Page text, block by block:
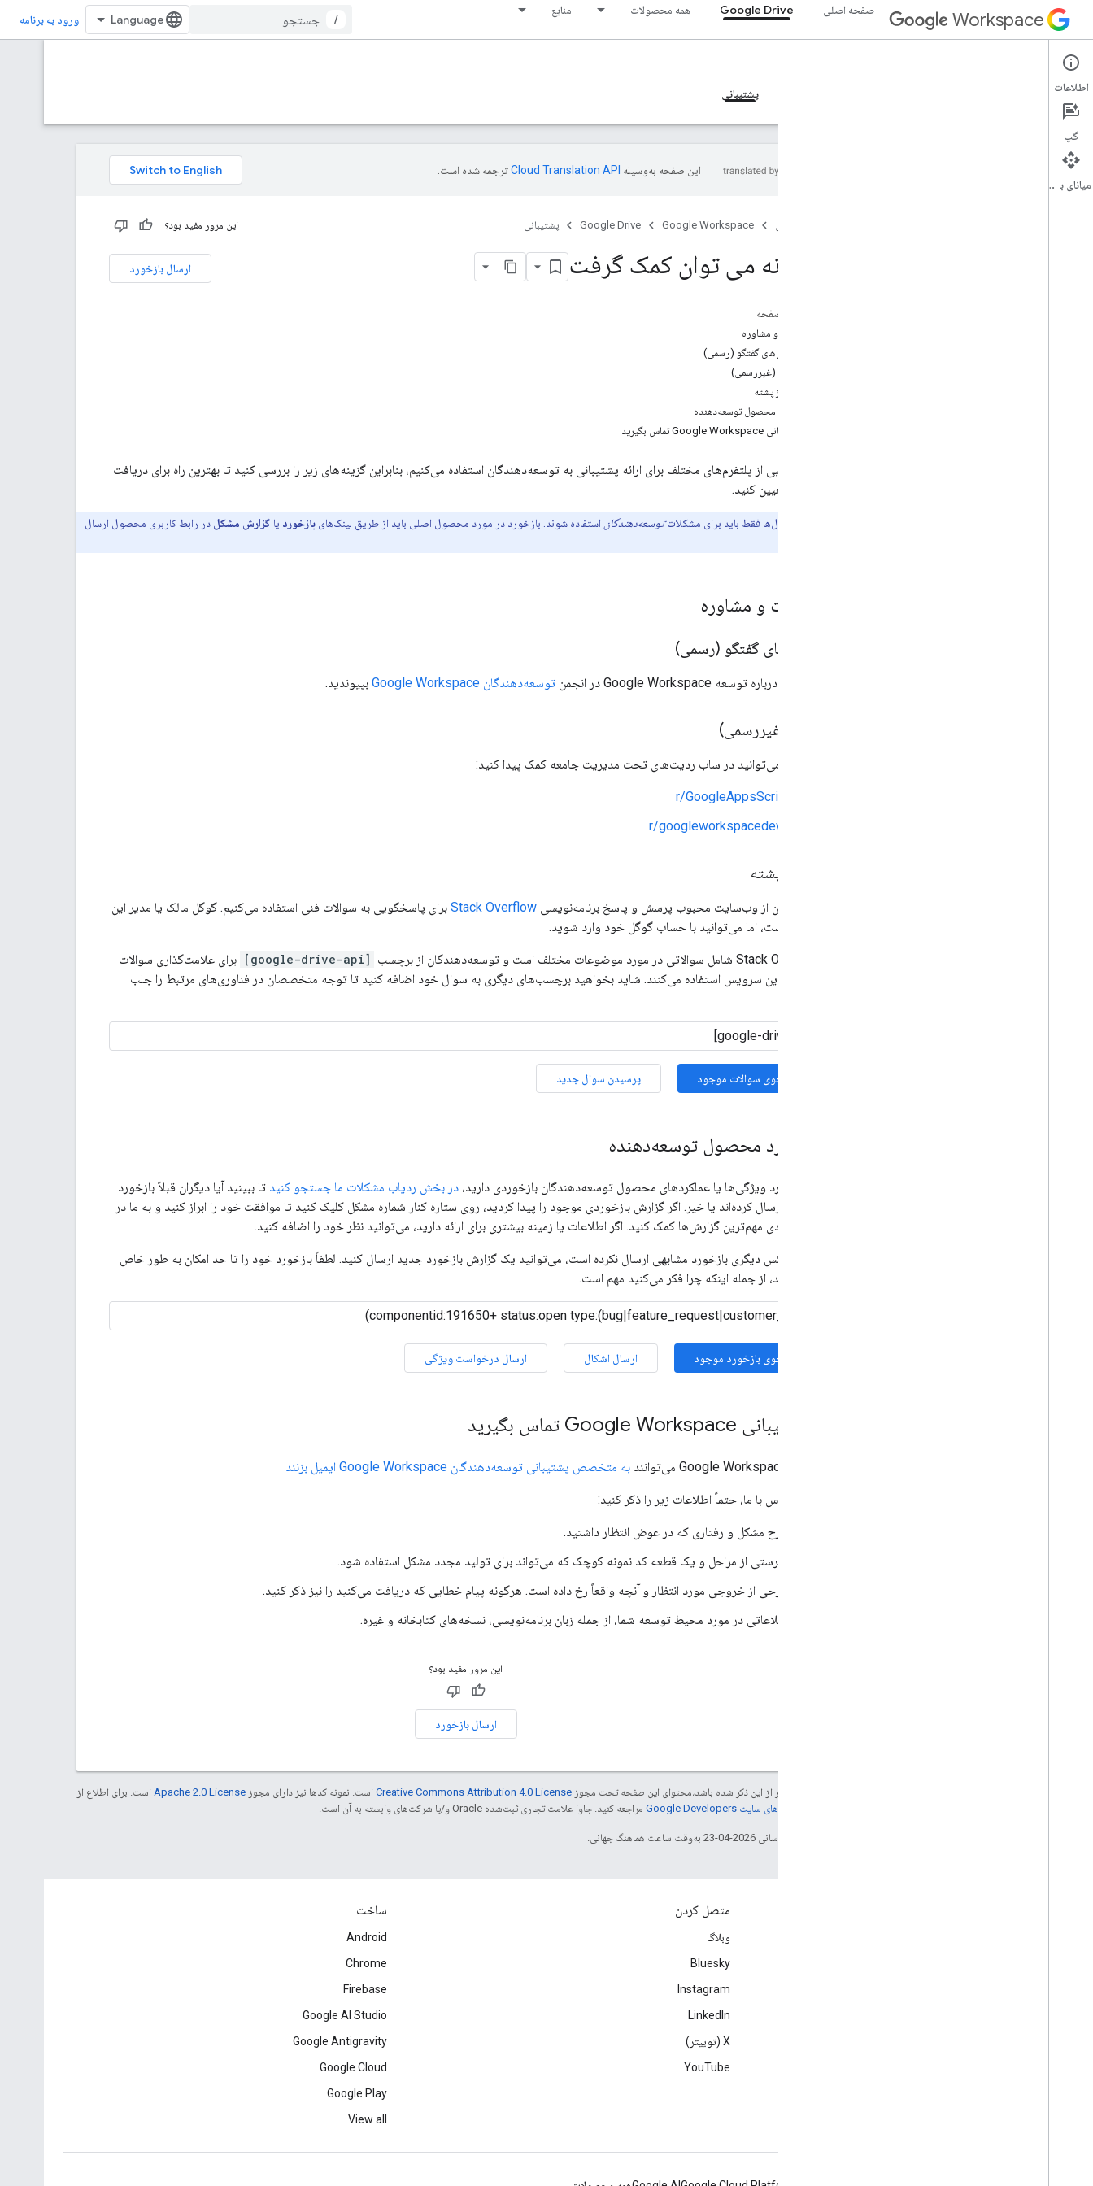
Workspace صفحه اصلی Google Drive همه محصولات منابع
/ ورود به برنامه
Google Drive
نمای کلی پشتیبانی
این صفحه به‌وسیله ترجمه شده است.
صفحه اصلی Google Workspace
Google Drive پشتیبانی این مرور مفید بود؟
ارسال بازخورد چگونه می توان کمک گرفت
در این صفحه
سوالات و مشاوره
انجمن‌های گفتگو (رسمی)
ردیت (غیررسمی)
سرریز پشته
بازخورد محصول توسعه‌دهنده
با پشتیبانی Google Workspace تماس بگیرید
ما از ترکیبی از پلتفرم‌های مختلف برای ارائه پشتیبانی به توسعه‌دهندگان استفاده می‌کنیم، بنابراین گزینه‌های زیر را بررسی کنید تا بهترین راه برای دریافت
کمک را تعیین کنید.
این کانال‌ها فقط باید برای مشکلاتتوسعه‌دهندگان استفاده شوند. بازخورد در مورد محصول اصلی باید از طریق لینک‌های بازخورد یا گزارش مشکل در رابط کاربری محصول ارسال
سوالات و مشاوره
انجمن‌های گفتگو (رسمی)
به گفتگو درباره توسعه Google Workspace در انجمن توسعه‌دهندگان Google Workspace بپیوندید.
ردیت (غیررسمی)
همچنین می‌توانید در ساب ردیت‌های تحت مدیریت جامعه کمک پیدا کنید:
r/GoogleAppsScript
r/googleworkspacedevs
سرریز پشته
ما همچنین از وب‌سایت محبوب پرسش و پاسخ برنامه‌نویسی Stack Overflow برای پاسخگویی به سوالات فنی استفاده می‌کنیم. گوگل مالک یا مدیر این
سایت نیست، اما می‌توانید با حساب گوگل خود وارد شوید.
Stack Overflow شامل سوالاتی در مورد موضوعات مختلف است و توسعه‌دهندگان از برچسب [google-drive-api]
برای علامت‌گذاری سوالات
مرتبط با این سرویس استفاده می‌کنند. شاید بخواهید برچسب‌های دیگری به سوال خود اضافه کنید تا توجه متخصصان در فناوری‌های مرتبط را جلب
جستجوی سوالات موجود پرسیدن سوال جدید
بازخورد محصول توسعه‌دهنده
اگر در مورد ویژگی‌ها یا عملکردهای محصول توسعه‌دهندگان بازخوردی دارید، در بخش ردیاب مشکلات ما جستجو کنید تا ببینید آیا دیگران قبلاً بازخورد
مشابهی ارسال کرده‌اند یا خیر. اگر گزارش بازخوردی موجود را پیدا کردید، روی ستاره کنار شماره مشکل کلیک کنید تا موافقت خود را ابراز کنید و به ما در
اولویت‌بندی مهم‌ترین گزارش‌ها کمک کنید. اگر اطلاعات یا زمینه بیشتری برای ارائه دارید، می‌توانید نظر خود را اضافه کنید.
اگر هیچ کس دیگری بازخورد مشابهی ارسال نکرده است، می‌توانید یک گزارش بازخورد جدید ارسال کنید. لطفاً بازخورد خود را تا حد امکان به طور خاص
شرح دهید، از جمله اینکه چرا فکر می‌کنید مهم است.
جستجوی بازخورد موجود ارسال اشکال ارسال درخواست ویژگی
با پشتیبانی Google Workspace تماس بگیرید
به متخصص پشتیبانی توسعه‌دهندگان Google Workspace ایمیل بزنند
هنگام تماس با ما، حتماً اطلاعات زیر را ذکر کنید:
شرح مشکل و رفتاری که در عوض انتظار داشتید.
فهرستی از مراحل و یک قطعه کد نمونه کوچک که می‌تواند برای تولید مجدد مشکل استفاده شود.
شرحی از خروجی مورد انتظار و آنچه واقعاً رخ داده است. هرگونه پیام خطایی که دریافت می‌کنید را نیز ذکر کنید.
اطلاعاتی در مورد محیط توسعه شما، از جمله زبان برنامه‌نویسی، نسخه‌های کتابخانه و غیره.
این مرور مفید بود؟
ارسال بازخورد
جز در مواردی که غیر از این ذکر شده باشد،‌محتوای این صفحه تحت مجوز Creative Commons Attribution 4.0 License است. نمونه کدها نیز دارای مجوز Apache 2.0 License است. برای اطلاع از
خطمشی‌های سایت Google Developers‏ مراجعه کنید. جاوا علامت تجاری ثبت‌شده Oracle و/یا شرکت‌های وابسته به آن است.
تاریخ آخرین به‌روزرسانی 2026-04-23 به‌وقت ساعت هماهنگ جهانی.
متصل کردن
وبلاگ
Bluesky
Instagram
LinkedIn
‫X (توییتر)
YouTube
ساخت
Android
Chrome
Firebase
Google AI Studio
Google Antigravity
Google Cloud
Google Play
View all
اطلاعات
گپ
میانای برنامه‌سازی کاربردی